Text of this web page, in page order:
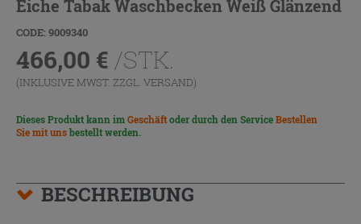
Eiche Tabak Waschbecken Weiß Glänzend
CODE: 9009340
466,00 € /STK.
(INKLUSIVE MWST. ZZGL. VERSAND)
Dieses Produkt kann imGeschäftoder durch den ServiceBestellen
Sie mit unsbestellt werden.
BESCHREIBUNG